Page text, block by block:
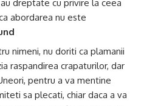
dreptate cu privire la ceea
abordarea nu este
nimeni, nu doriti ca plamanii
raspandirea crapaturilor, dar
pentru a va mentine
sa plecati, chiar daca a va